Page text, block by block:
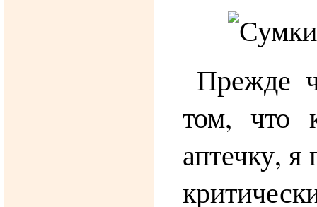
Прежде
том, что
аптечку,